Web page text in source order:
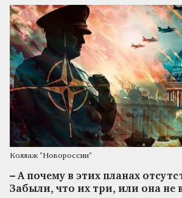
Коллаж "Новороссии"
– А почему в этих планах
Забыли, что их три, или она не